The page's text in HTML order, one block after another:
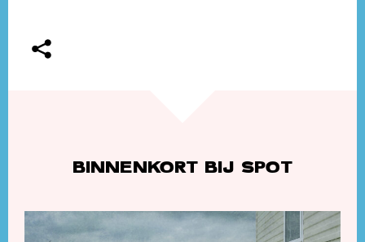
BINNENKORT BIJ SPOT